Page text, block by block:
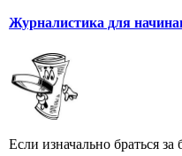
Журналистика для
Если изначально браться